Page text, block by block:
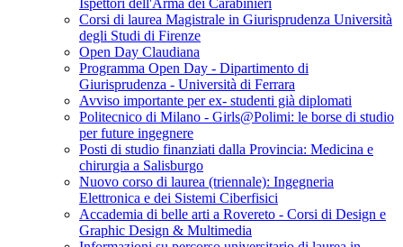
Ispettori dell'Arma dei Carabinieri
Corsi di laurea Magistrale in Giurisprudenza Università
degli Studi di Firenze
Open Day Claudiana
Programma Open Day - Dipartimento di
Giurisprudenza - Università di Ferrara
Avviso importante per ex- studenti già diplomati
Politecnico di Milano - Girls@Polimi: le borse di studio
per future ingegnere
Posti di studio finanziati dalla Provincia: Medicina e
chirurgia a Salisburgo
Nuovo corso di laurea (triennale): Ingegneria
Elettronica e dei Sistemi Ciberfisici
Accademia di belle arti a Rovereto - Corsi di Design e
Graphic Design & Multimedia